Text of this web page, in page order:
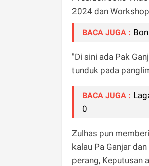
2024 dan
BACA JUGA :
"Di sini ada Pak
tunduk pada
BACA JUGA :
0
Zulhas pun
kalau Pa Ganjar
perang, Keputusan